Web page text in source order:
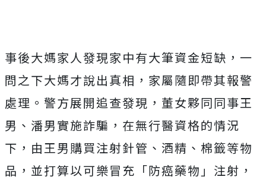
事後大媽家人發現家中有大筆資金短缺，一
問之下大媽才說出真相，家屬隨即帶其報警
處理。警方展開追查發現，董女夥同同事王
男、潘男實施詐騙，在無行醫資格的情況
下，由王男購買注射針管、酒精、棉籤等物
品，並打算以可樂冒充「防癌藥物」注射，